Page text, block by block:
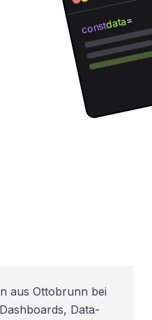
constdata=
aus Ottobrunn bei
Data-